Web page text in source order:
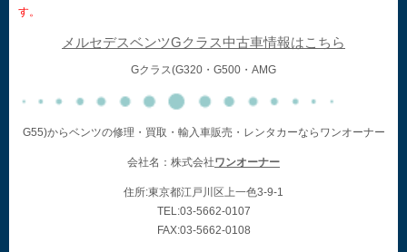
す。
メルセデスベンツGクラス中古車情報はこちら
Gクラス(G320・G500・AMG
G55)からベンツの修理・買取・輸入車販売・レンタカーならワンオーナー
会社名：株式会社ワンオーナー
住所:東京都江戸川区上一色3-9-1
TEL:03-5662-0107
FAX:03-5662-0108